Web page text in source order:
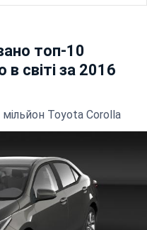
топ-10
світі за 2016
Toyota Corolla